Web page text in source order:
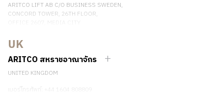
ARITCO LIFT AB C/O BUSINESS SWEDEN,
CONCORD TOWER, 26TH FLOOR,
ติดต่อเรา
UK
ARITCO สหราชอาณาจักร
UNITED KINGDOM
เบอร์โทรศัพท์: +44 1604 808809